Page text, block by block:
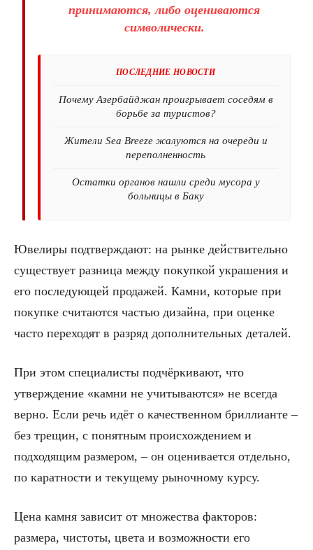
принимаются, либо оцениваются
символически.
ПОСЛЕДНИЕ НОВОСТИ
Почему Азербайджан проигрывает соседям в
борьбе за туристов?
Жители Sea Breeze жалуются на очереди и
переполненность
Остатки органов нашли среди мусора у
больницы в Баку
Ювелиры подтверждают: на рынке действительно
существует разница между покупкой украшения и
его последующей продажей. Камни, которые при
покупке считаются частью дизайна, при оценке
часто переходят в разряд дополнительных деталей.
При этом специалисты подчёркивают, что
утверждение «камни не учитываются» не всегда
верно. Если речь идёт о качественном бриллианте –
без трещин, с понятным происхождением и
подходящим размером, – он оценивается отдельно,
по каратности и текущему рыночному курсу.
Цена камня зависит от множества факторов:
размера, чистоты, цвета и возможности его